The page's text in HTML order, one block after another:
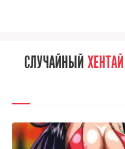
СЛУЧАЙНОЕ АНИМЕ
ВЫ НЕДАВНО
СЛУЧАЙНЫЙ ХЕНТАЙ